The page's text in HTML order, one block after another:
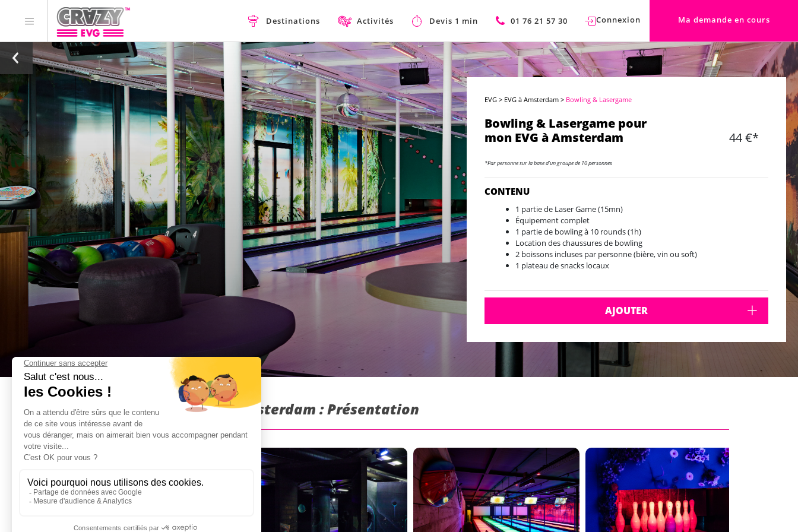
Destinations Activités Devis 1 min 01 76 21 57 30 Connexion Ma demande en cours
EVG > EVG à Amsterdam > Bowling & Lasergame
Bowling & Lasergame pour
mon EVG à Amsterdam
44 €*
*Par personne sur la base d'un groupe de 10 personnes
CONTENU
1 partie de Laser Game (15mn)
Équipement complet
1 partie de bowling à 10 rounds (1h)
Location des chaussures de bowling
2 boissons incluses par personne (bière, vin ou soft)
1 plateau de snacks locaux
AJOUTER
Bowling & Lasergame à Amsterdam : Présentation